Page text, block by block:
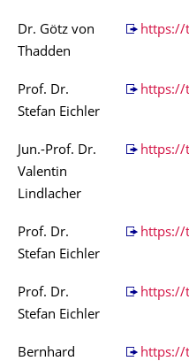
Dr. Götz von
Thadden
https://
Prof. Dr.
Stefan Eichler
https://
Jun.-Prof. Dr.
Valentin
Lindlacher
https://
Prof. Dr.
Stefan Eichler
https://
Prof. Dr.
Stefan Eichler
https://
Bernhard
https://